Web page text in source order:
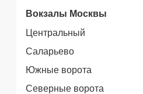
Вокзалы Москвы
Центральный
Саларьево
Южные ворота
Северные ворота